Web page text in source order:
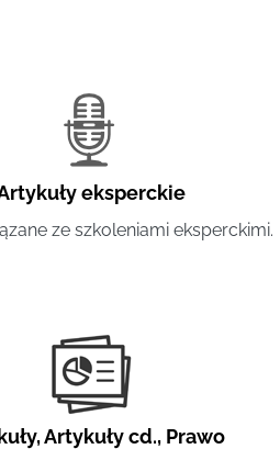
eksperckie
ze szkoleniami eksperckimi.
,Artykuły cd., Prawo